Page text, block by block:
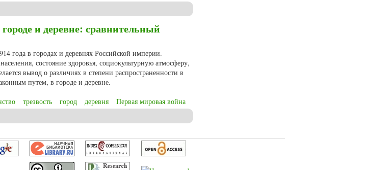
и деревне: сравнительный
года в городах и деревнях Российской империи.
состояние здоровья, социокультурную атмосферу,
вывод о различиях в степени распространенности в
путем, в городе и деревне.
трезвость город деревня Первая мировая война